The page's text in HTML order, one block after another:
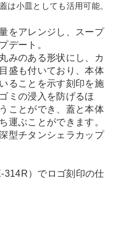
は小皿としても活用可能。
をアレンジし、スープ
デート。
みのある形状にし、カ
盛も付いており、本体
ることを示す刻印を施
ミの浸入を防げるほ
ことができ、蓋と本体
運ぶことができます。
型チタンシェラカップ
）でロゴ刻印の仕